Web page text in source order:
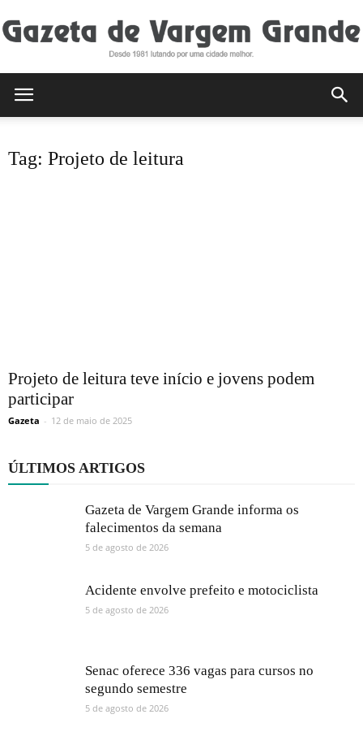
Tag: Projeto de leitura
Projeto de leitura teve início e jovens podem
participar
Gazeta - 12 de maio de 2025
ÚLTIMOS ARTIGOS
Gazeta de Vargem Grande informa os
falecimentos da semana
5 de agosto de 2026
Acidente envolve prefeito e motociclista
5 de agosto de 2026
Senac oferece 336 vagas para cursos no
segundo semestre
5 de agosto de 2026